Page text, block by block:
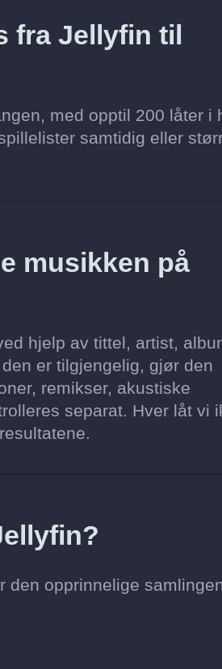
fra Jellyfin til
med opptil 200 låter i
samtidig eller
musikken på
hjelp av tittel, artist,
er tilgjengelig, gjør den
remikser, akustiske
separat. Hver låt vi
den opprinnelige